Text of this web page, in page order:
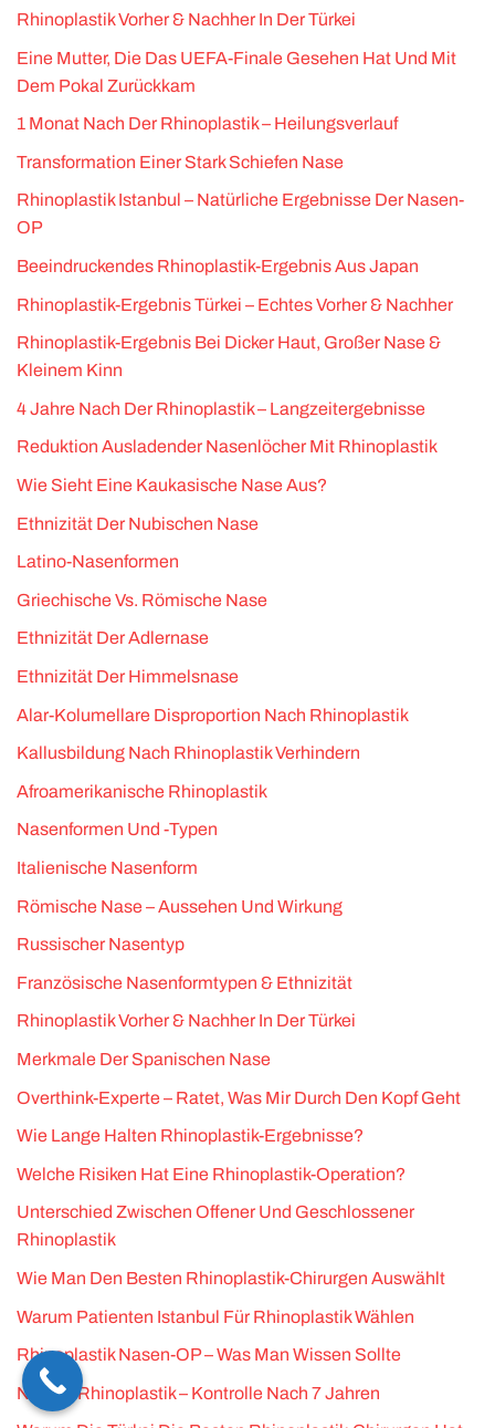
Rhinoplastik Vorher & Nachher In Der Türkei
Eine Mutter, Die Das UEFA-Finale Gesehen Hat Und Mit
Dem Pokal Zurückkam
1 Monat Nach Der Rhinoplastik – Heilungsverlauf
Transformation Einer Stark Schiefen Nase
Rhinoplastik Istanbul – Natürliche Ergebnisse Der Nasen-
OP
Beeindruckendes Rhinoplastik-Ergebnis Aus Japan
Rhinoplastik-Ergebnis Türkei – Echtes Vorher & Nachher
Rhinoplastik-Ergebnis Bei Dicker Haut, Großer Nase &
Kleinem Kinn
4 Jahre Nach Der Rhinoplastik – Langzeitergebnisse
Reduktion Ausladender Nasenlöcher Mit Rhinoplastik
Wie Sieht Eine Kaukasische Nase Aus?
Ethnizität Der Nubischen Nase
Latino-Nasenformen
Griechische Vs. Römische Nase
Ethnizität Der Adlernase
Ethnizität Der Himmelsnase
Alar-Kolumellare Disproportion Nach Rhinoplastik
Kallusbildung Nach Rhinoplastik Verhindern
Afroamerikanische Rhinoplastik
Nasenformen Und -Typen
Italienische Nasenform
Römische Nase – Aussehen Und Wirkung
Russischer Nasentyp
Französische Nasenformtypen & Ethnizität
Rhinoplastik Vorher & Nachher In Der Türkei
Merkmale Der Spanischen Nase
Overthink-Experte – Ratet, Was Mir Durch Den Kopf Geht
Wie Lange Halten Rhinoplastik-Ergebnisse?
Welche Risiken Hat Eine Rhinoplastik-Operation?
Unterschied Zwischen Offener Und Geschlossener
Rhinoplastik
Wie Man Den Besten Rhinoplastik-Chirurgen Auswählt
Warum Patienten Istanbul Für Rhinoplastik Wählen
Rhinoplastik Nasen-OP – Was Man Wissen Sollte
No-Cut Rhinoplastik – Kontrolle Nach 7 Jahren